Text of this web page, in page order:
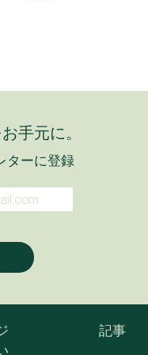
手元に。
ターに登録
記事